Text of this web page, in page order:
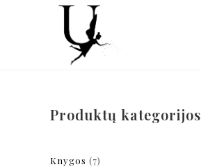
Produktų kategorijos
Knygos
7